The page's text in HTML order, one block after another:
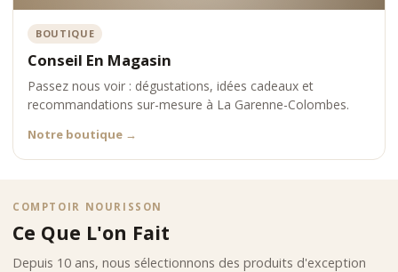
BOUTIQUE
Conseil En Magasin
Passez nous voir : dégustations, idées cadeaux et
recommandations sur-mesure à La Garenne-Colombes.
Notre boutique →
COMPTOIR NOURISSON
Ce Que L'on Fait
Depuis 10 ans, nous sélectionnons des produits d'exception